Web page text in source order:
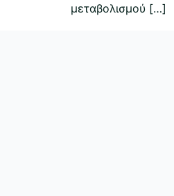
μεταβολισμού […]